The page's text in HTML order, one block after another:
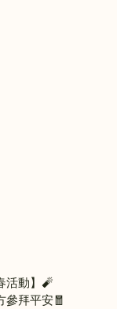
活動】🧨
參拜平安🧧